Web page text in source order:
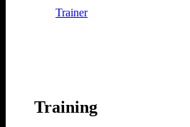
Trainer
Training